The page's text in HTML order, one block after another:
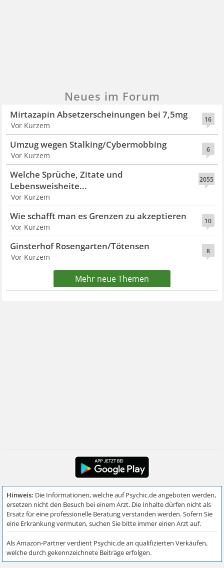
Neues im Forum
16
Mirtazapin Absetzerscheinungen bei 7,5mg
Vor Kurzem
6
Umzug wegen Stalking/Cybermobbing
Vor Kurzem
2055
Welche Sprüche, Zitate und
Lebensweisheite...
Vor Kurzem
10
Wie schafft man es Grenzen zu akzeptieren
Vor Kurzem
8
Ginsterhof Rosengarten/Tötensen
Vor Kurzem
Mehr neue Themen